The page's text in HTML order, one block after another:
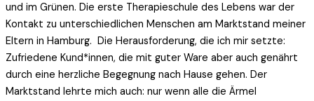
und im Grünen. Die erste Therapieschule des Lebens war der
Kontakt zu unterschiedlichen Menschen am Marktstand meiner
Eltern in Hamburg. Die Herausforderung, die ich mir setzte:
Zufriedene Kund*innen, die mit guter Ware aber auch genährt
durch eine herzliche Begegnung nach Hause gehen. Der
Marktstand lehrte mich auch: nur wenn alle die Ärmel